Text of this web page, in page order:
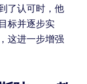
了认可时，他
标并逐步实
这进一步增强